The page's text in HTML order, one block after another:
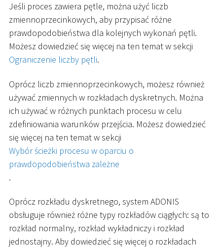
Jeśli proces zawiera pętle, można użyć liczb
zmiennoprzecinkowych, aby przypisać różne
prawdopodobieństwa dla kolejnych wykonań pętli.
Możesz dowiedzieć się więcej na ten temat w sekcji
Ograniczenie liczby pętli.
Oprócz liczb zmiennoprzecinkowych, możesz również
używać zmiennych w rozkładach dyskretnych. Można
ich używać w różnych punktach procesu w celu
zdefiniowania warunków przejścia. Możesz dowiedzieć
się więcej na ten temat w sekcji
Wybór ścieżki procesu w oparciu o
prawdopodobieństwa zależne
.
Oprócz rozkładu dyskretnego, system ADONIS
obsługuje również różne typy rozkładów ciągłych: są to
rozkład normalny, rozkład wykładniczy i rozkład
jednostajny. Aby dowiedzieć się więcej o rozkładach